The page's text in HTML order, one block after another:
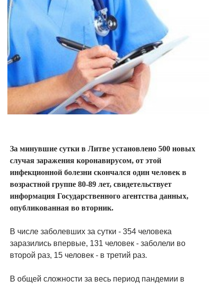
За минувшие сутки в Литве установлено 500 новых
случая заражения коронавирусом, от этой
инфекционной болезни скончался один человек в
возрастной группе 80-89 лет, свидетельствует
информация Государственного агентства данных,
опубликованная во вторник.
В числе заболевших за сутки - 354 человека
заразились впервые, 131 человек - заболели во
второй раз, 15 человек - в третий раз.
В общей сложности за весь период пандемии в